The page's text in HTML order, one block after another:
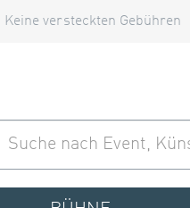
Keine versteckten Gebühren